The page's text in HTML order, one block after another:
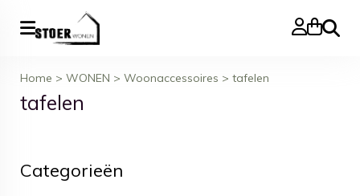
Zoeken
Home > WONEN > Woonaccessoires > tafelen
tafelen
Categorieën